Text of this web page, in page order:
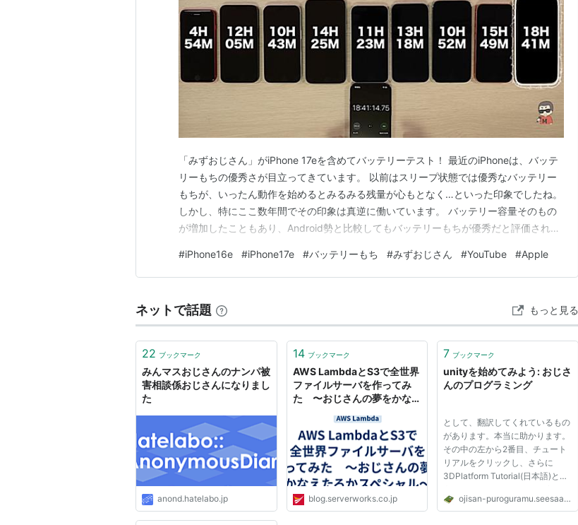
「みずおじさん」がiPhone 17eを含めてバッテリーテスト！ 最近のiPhoneは、バッテ
リーもちの優秀さが目立ってきています。 以前はスリープ状態では優秀なバッテリー
もちが、いったん動作を始めるとみるみる残量が心もとなく…といった印象でしたね。
しかし、特にここ数年間でその印象は真逆に働いています。 バッテリー容量そのもの
が増加したこともあり、Android勢と比較してもバッテリーもちが優秀だと評価される
と等、理由は様々あるのでしょうが、iPhoneユーザーの最大の懸念材料が消えたこと
はiPhoneにとっての…
#iPhone16e #iPhone17e #バッテリーもち #みずおじさん #YouTube #Apple
ネットで話題 もっと見る
22 ブックマーク
みんマスおじさんのナンパ被
害相談係おじさんになりまし
た
anond.hatelabo.jp
14 ブックマーク
AWS LambdaとS3で全世界
ファイルサーバを作ってみ
た 〜おじさんの夢をかなえ
ーワークスエンジニアブログ
blog.serverworks.co.jp
7 ブックマーク
unityを始めてみよう: おじさ
んのプログラミング
として、翻訳してくれているもの
があります。本当に助かります。
その中の左から2番目、チュート
リアルをクリックし、さらに
3DPlatform Tutorial(日本語)とい
イルが開きます。これをやってみ
ojisan-puroguramu.seesaa.net